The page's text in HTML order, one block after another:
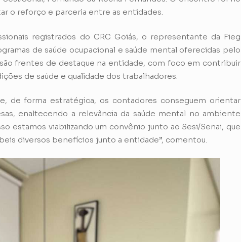
o reforço e parceria entre as entidades.
registrados do CRC Goiás, o representante da Fieg
de saúde ocupacional e saúde mental oferecidas pelo
frentes de destaque na entidade, com foco em contribuir
de saúde e qualidade dos trabalhadores.
de forma estratégica, os contadores conseguem orientar
enaltecendo a relevância da saúde mental no ambiente
estamos viabilizando um convênio junto ao Sesi/Senai, que
diversos benefícios junto a entidade”, comentou.